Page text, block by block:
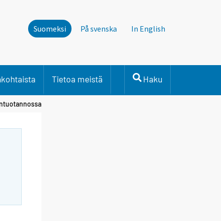
Suomeksi På svenska In English
Tietoa meistä Haku